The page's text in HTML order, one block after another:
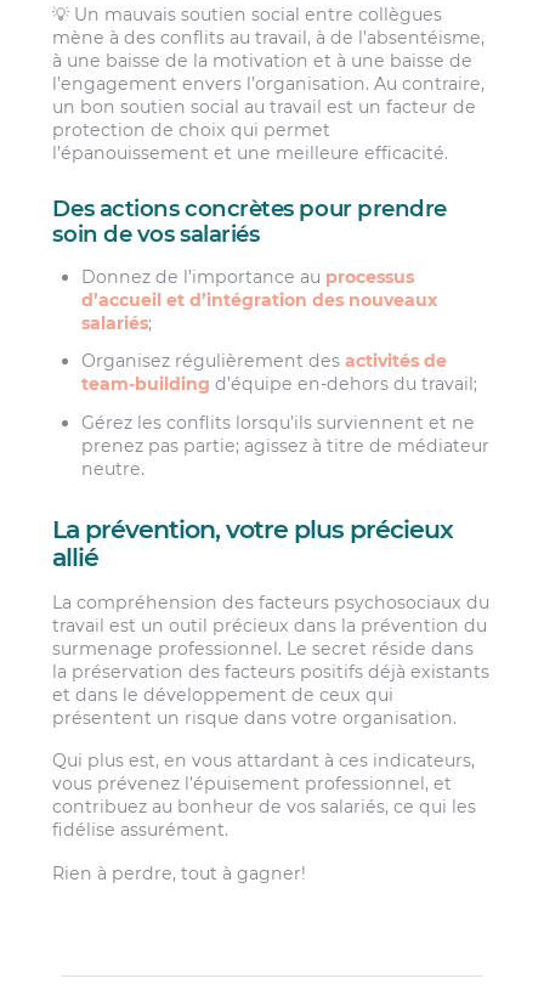
💡 Un mauvais soutien social entre collègues
mène à des conflits au travail, à de l’absentéisme,
à une baisse de la motivation et à une baisse de
l’engagement envers l’organisation. Au contraire,
un bon soutien social au travail est un facteur de
protection de choix qui permet
l’épanouissement et une meilleure efficacité.
Des actions concrètes pour prendre
soin de vos salariés
Donnez de l’importance au processus
d’accueil et d’intégration des nouveaux
salariés;
Organisez régulièrement desactivités de
team-building d’équipe en-dehors du travail;
Gérez les conflits lorsqu’ils surviennent et ne
prenez pas partie; agissez à titre de médiateur
neutre.
La prévention, votre plus précieux
allié
La compréhension des facteurs psychosociaux du
travail est un outil précieux dans la prévention du
surmenage professionnel. Le secret réside dans
la préservation des facteurs positifs déjà existants
et dans le développement de ceux qui
présentent un risque dans votre organisation.
Qui plus est, en vous attardant à ces indicateurs,
vous prévenez l’épuisement professionnel, et
contribuez au bonheur de vos salariés, ce qui les
fidélise assurément.
Rien à perdre, tout à gagner!